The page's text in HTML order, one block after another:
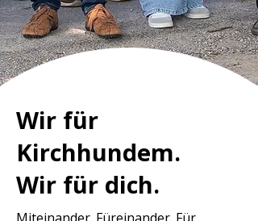
Wir für
Kirchhundem.
Wir für dich.